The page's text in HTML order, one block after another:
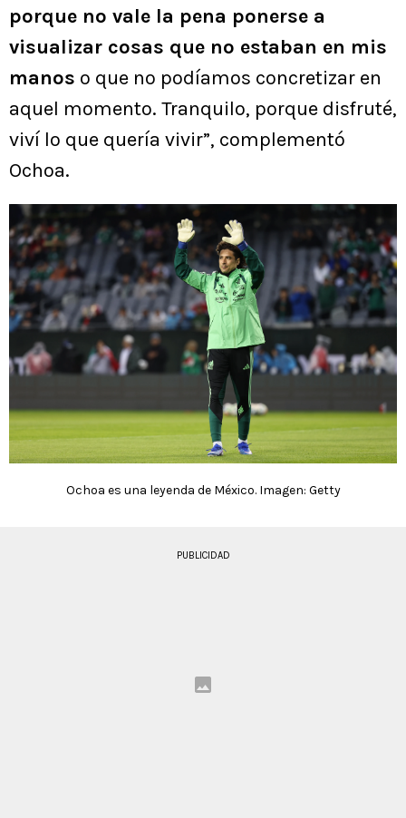
porque no vale la pena ponerse a
visualizar cosas que no estaban en mis
manos o que no podíamos concretizar en
aquel momento. Tranquilo, porque disfruté,
viví lo que quería vivir”, complementó
Ochoa.
Ochoa es una leyenda de México. Imagen: Getty
PUBLICIDAD